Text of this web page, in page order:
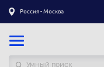
Россия - Москва